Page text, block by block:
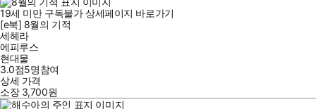
19세 미만 구독불가 상세페이지 바로가기
[e북] 8월의 기적
세헤라
에피루스
현대물
3.0점5명참여
상세 가격
소장 3,700원